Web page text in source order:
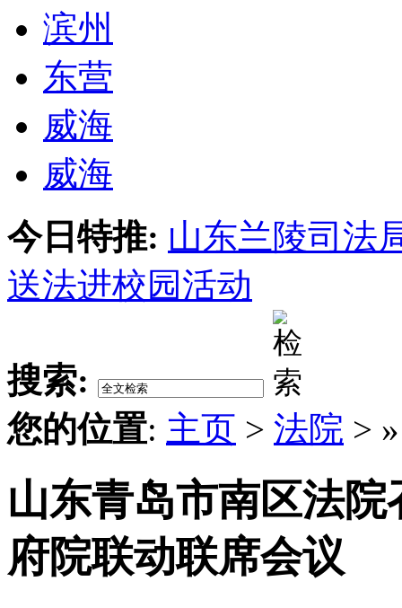
滨州
东营
威海
威海
今日特推: 山东兰陵司法
送法进校园活动
搜索:
您的位置: 主页 > 法院 >
山东青岛市南区法
府院联动联席会议